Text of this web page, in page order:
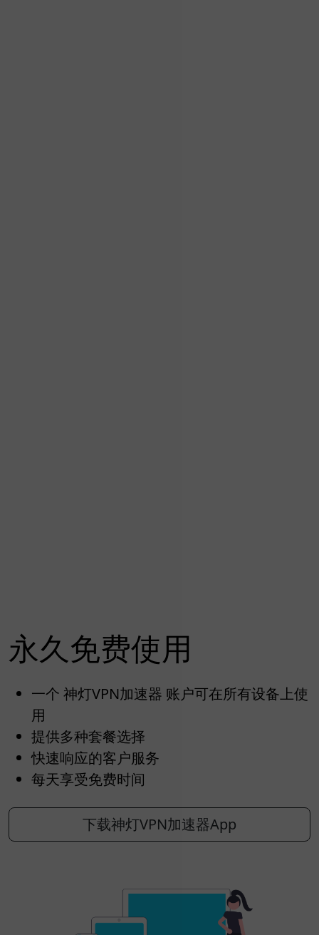
永久免费使用
一个 神灯VPN加速器 账户可在所有设备上使
用
提供多种套餐选择
快速响应的客户服务
每天享受免费时间
下载神灯VPN加速器App